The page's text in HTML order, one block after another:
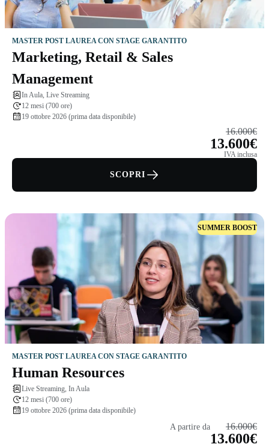
MASTER POST LAUREA CON STAGE GARANTITO
Marketing, Retail & Sales
Management
In Aula, Live Streaming
12 mesi (700 ore)
19 ottobre 2026 (prima data disponibile)
16.000€
13.600€
IVA inclusa
SCOPRI
SUMMER BOOST
MASTER POST LAUREA CON STAGE GARANTITO
Human Resources
Live Streaming, In Aula
12 mesi (700 ore)
19 ottobre 2026 (prima data disponibile)
A partire da 16.000€
13.600€